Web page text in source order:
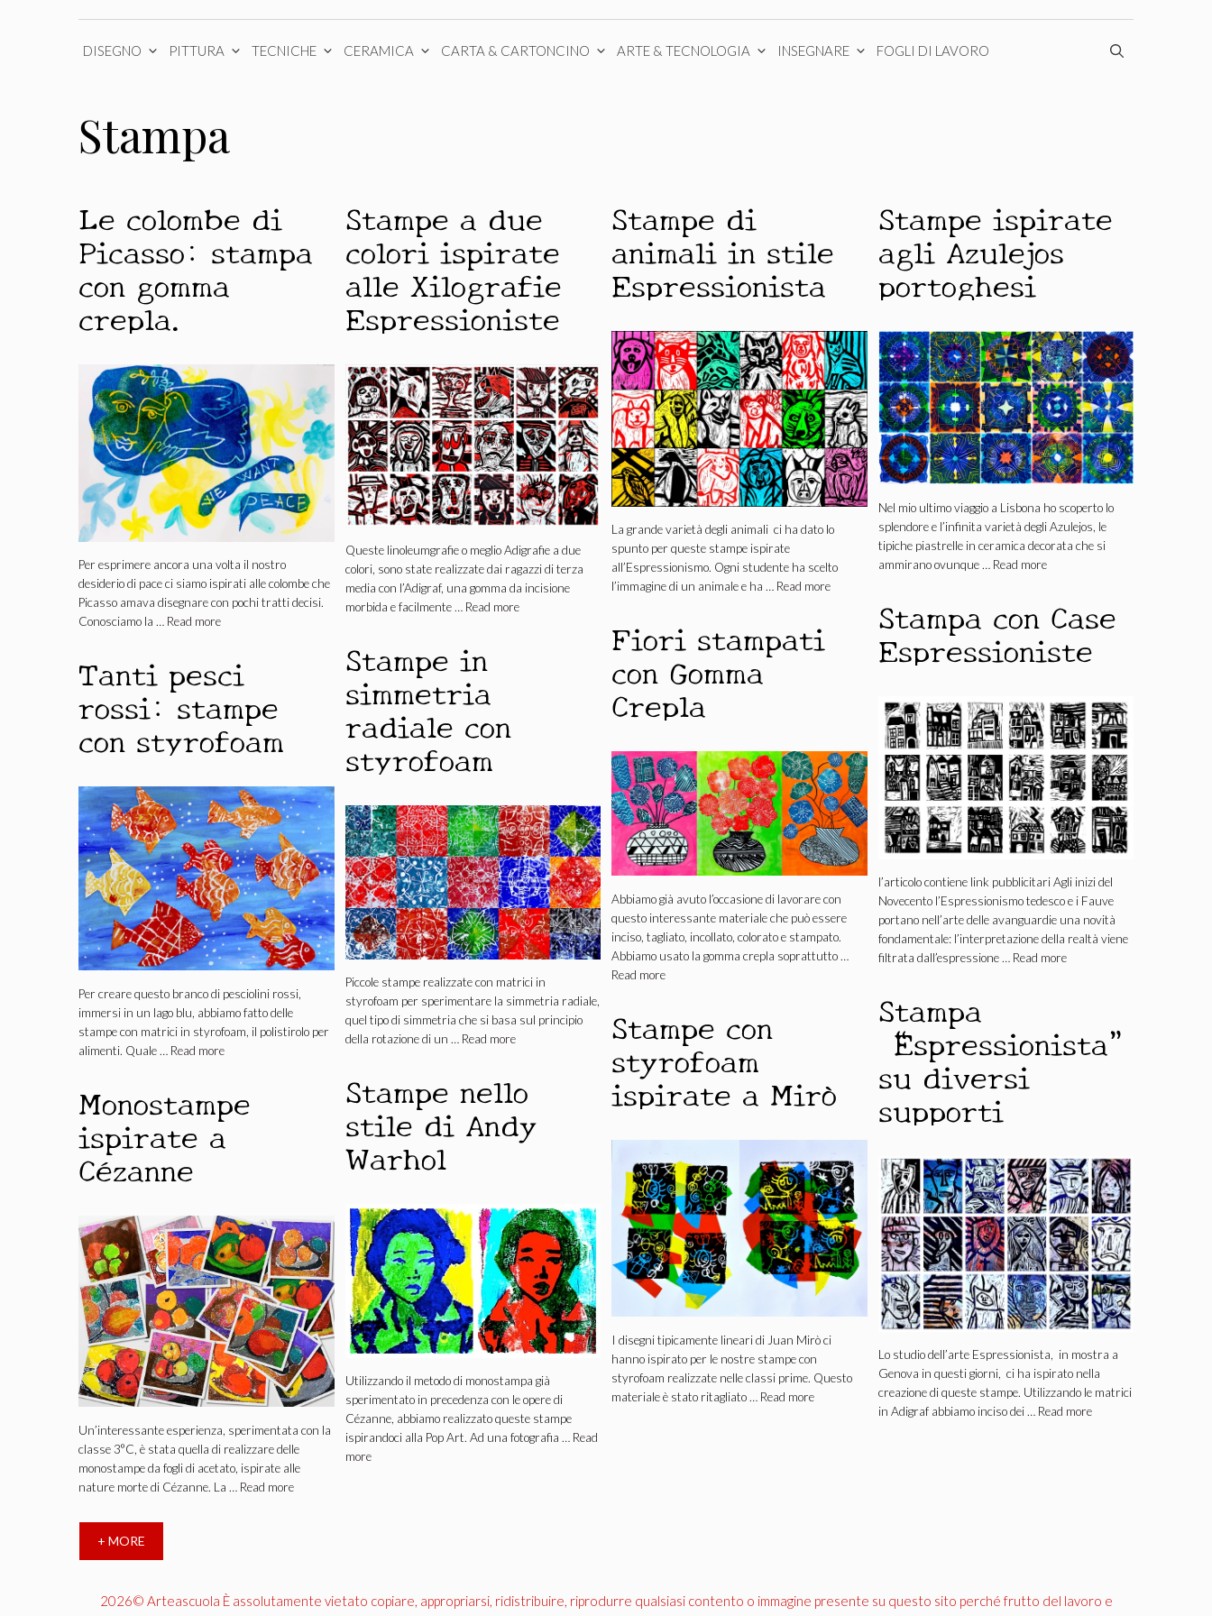
DISEGNO PITTURA TECNICHE CERAMICA CARTA & CARTONCINO ARTE & TECNOLOGIA INSEGNARE FOGLI DI LAVORO
Stampa
Le colombe di
Picasso: stampa
con gomma
crepla.
Per esprimere ancora una volta il nostro
desiderio di pace ci siamo ispirati alle colombe che
Picasso amava disegnare con pochi tratti decisi.
Conosciamo la … Read more
Stampe a due
colori ispirate
alle Xilografie
Espressioniste
Queste linoleumgrafie o meglio Adigrafie a due
colori, sono state realizzate dai ragazzi di terza
media con l’Adigraf, una gomma da incisione
morbida e facilmente … Read more
Stampe di
animali in stile
Espressionista
La grande varietà degli animali ci ha dato lo
spunto per queste stampe ispirate
all’Espressionismo. Ogni studente ha scelto
l’immagine di un animale e ha … Read more
Stampe ispirate
agli Azulejos
portoghesi
Nel mio ultimo viaggio a Lisbona ho scoperto lo
splendore e l’infinita varietà degli Azulejos, le
tipiche piastrelle in ceramica decorata che si
ammirano ovunque … Read more
Stampa con Case
Espressioniste
l’articolo contiene link pubblicitari Agli inizi del
Novecento l’Espressionismo tedesco e i Fauve
portano nell’arte delle avanguardie una novità
fondamentale: l’interpretazione della realtà viene
filtrata dall’espressione … Read more
Fiori stampati
con Gomma
Crepla
Abbiamo già avuto l’occasione di lavorare con
questo interessante materiale che può essere
inciso, tagliato, incollato, colorato e stampato.
Abbiamo usato la gomma crepla soprattutto …
Read more
Stampe in
simmetria
radiale con
styrofoam
Piccole stampe realizzate con matrici in
styrofoam per sperimentare la simmetria radiale,
quel tipo di simmetria che si basa sul principio
della rotazione di un … Read more
Tanti pesci
rossi: stampe
con styrofoam
Per creare questo branco di pesciolini rossi,
immersi in un lago blu, abbiamo fatto delle
stampe con matrici in styrofoam, il polistirolo per
alimenti. Quale … Read more
Stampa
“Espressionista”
su diversi
supporti
Lo studio dell’arte Espressionista, in mostra a
Genova in questi giorni, ci ha ispirato nella
creazione di queste stampe. Utilizzando le matrici
in Adigraf abbiamo inciso dei … Read more
Stampe con
styrofoam
ispirate a Mirò
I disegni tipicamente lineari di Juan Mirò ci
hanno ispirato per le nostre stampe con
styrofoam realizzate nelle classi prime. Questo
materiale è stato ritagliato … Read more
Stampe nello
stile di Andy
Warhol
Utilizzando il metodo di monostampa già
sperimentato in precedenza con le opere di
Cézanne, abbiamo realizzato queste stampe
ispirandoci alla Pop Art. Ad una fotografia … Read
more
Monostampe
ispirate a
Cézanne
Un’interessante esperienza, sperimentata con la
classe 3°C, è stata quella di realizzare delle
monostampe da fogli di acetato, ispirate alle
nature morte di Cézanne. La … Read more
+ MORE
2026© Arteascuola È assolutamente vietato copiare, appropriarsi, ridistribuire, riprodurre qualsiasi contento o immagine presente su questo sito perché frutto del lavoro e